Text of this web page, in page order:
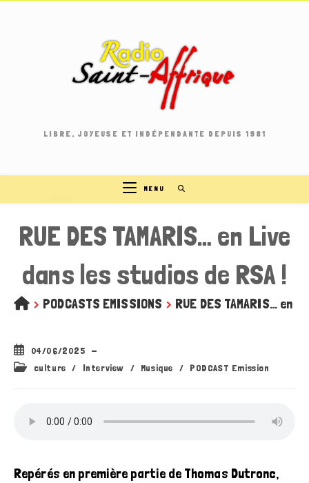
LIBRE, JOYEUSE ET INDÉPENDANTE DEPUIS 1981
MENU
RUE DES TAMARIS… en Live
dans les studios de RSA !
> PODCASTS EMISSIONS > RUE DES TAMARIS… en
Publication
publiée :
04/06/2025
Post culture / Interview / Musique / PODCAST Emission
Repérés en première partie de Thomas Dutronc,